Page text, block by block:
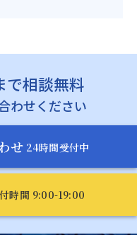
で相談無料
わせください
せ 24時間受付中
時間 9:00-19:00